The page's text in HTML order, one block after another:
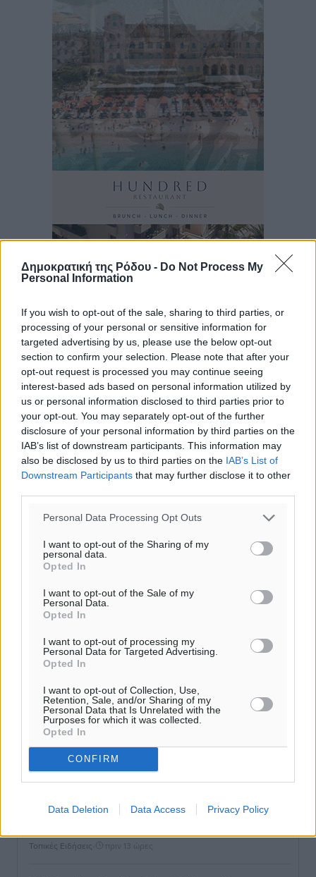
Δημοκρατική της Ρόδου - Do Not Process My
Personal Information
If you wish to opt-out of the sale, sharing to third parties, or
processing of your personal or sensitive information for
targeted advertising by us, please use the below opt-out
section to confirm your selection. Please note that after your
opt-out request is processed you may continue seeing
interest-based ads based on personal information utilized by
us or personal information disclosed to third parties prior to
your opt-out. You may separately opt-out of the further
disclosure of your personal information by third parties on the
IAB’s list of downstream participants. This information may
also be disclosed by us to third parties on the IAB’s List of
Downstream Participants that may further disclose it to other
Personal Data Processing Opt Outs
I want to opt-out of the Sharing of my
personal data.
Opted In
I want to opt-out of the Sale of my
Personal Data.
Opted In
I want to opt-out of processing my
Personal Data for Targeted Advertising.
Opted In
I want to opt-out of Collection, Use,
Retention, Sale, and/or Sharing of my
Personal Data that Is Unrelated with the
Purposes for which it was collected.
Opted In
CONFIRM
Data Deletion Data Access Privacy Policy
χώρα
Ειδήσεις• πριν 12 ώρες
Δύο σχολεία της Λέρου αλλάζουν όψη με δωρεά
αγάπης για τα παιδιά
Τουρισμός: Με θετικό πρόσημο έως τώρα η χρονιά,
παρά τα σκαμπανεβάσματα
πριν 13 ώρες
η πιο ψηφιακή Περιφέρεια της χώρας» Δημοπρατείται
Τοπικές Ειδήσεις πριν 13 ώρες